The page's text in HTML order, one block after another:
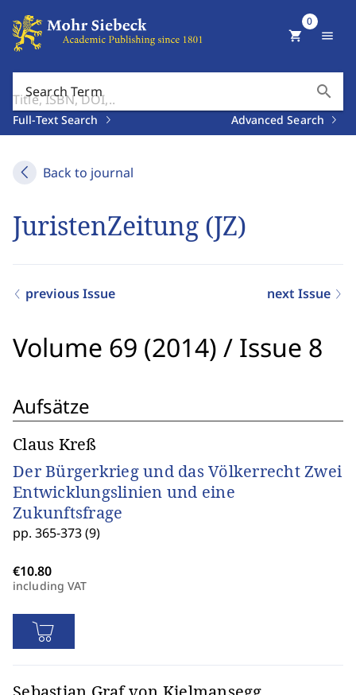
Search Term search
Full-Text Search Advanced Search
shopping_cart
0
menu
Back to journal
JuristenZeitung (JZ)
previous Issue next Issue
Volume 69 (2014) / Issue 8
Aufsätze
Claus Kreß
Der Bürgerkrieg und das Völkerrecht Zwei
Entwicklungslinien und eine
Zukunftsfrage
pp. 365-373 (9)
including VAT